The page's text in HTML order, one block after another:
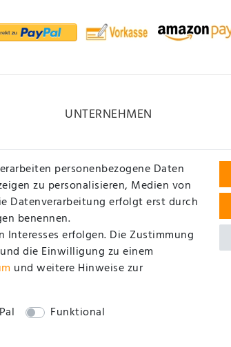
UNTERNEHMEN
Datenschutzerklärung
AGB / Kundeninformationen
Impressum
personenbezogene Daten
zu personalisieren, Medien von
Datenverarbeitung erfolgt erst durch
benennen.
erfolgen. Die Zustimmung
die Einwilligung zu einem
und weitere Hinweise zur
Funktional